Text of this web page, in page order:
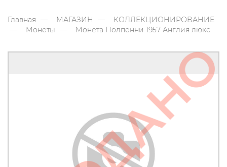
Главная МАГАЗИН
КОЛЛЕКЦИОНИРОВАНИЕ
Монеты
Монета Полпенни 1957 Англия люкс